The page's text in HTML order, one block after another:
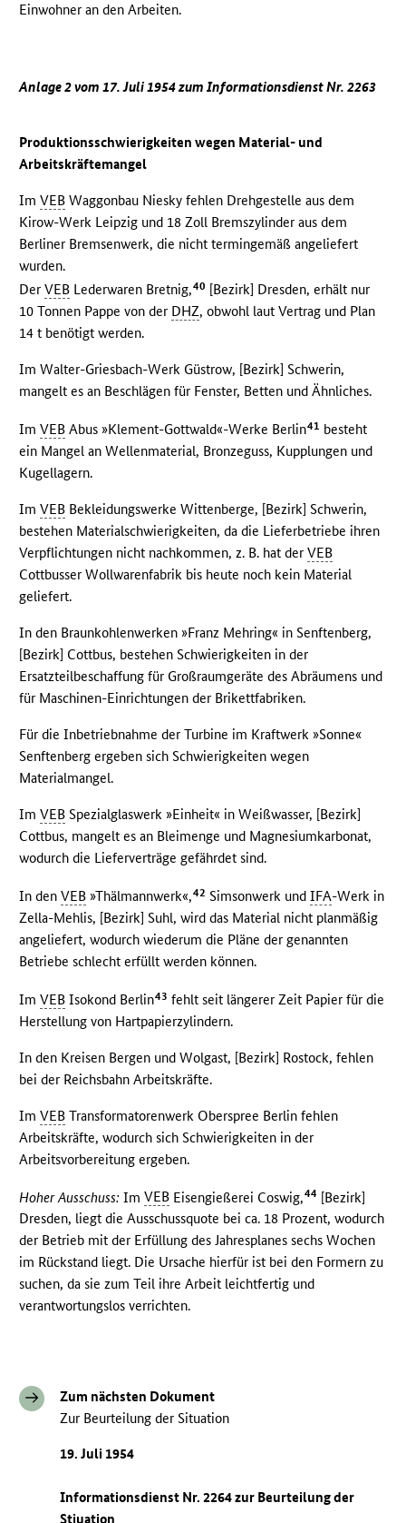
Einwohner an den Arbeiten.
Anlage 2 vom 17. Juli 1954 zum Informationsdienst Nr. 2263
Produktionsschwierigkeiten wegen Material- und
Arbeitskräftemangel
ImVEB Waggonbau Niesky fehlen Drehgestelle aus dem
Kirow-Werk Leipzig und 18 Zoll Bremszylinder aus dem
Berliner Bremsenwerk, die nicht termingemäß angeliefert
wurden.
DerVEB Lederwaren Bretnig,40 [Bezirk] Dresden, erhält nur
10 Tonnen Pappe von der DHZ, obwohl laut Vertrag und Plan
14 t benötigt werden.
Im Walter-Griesbach-Werk Güstrow, [Bezirk] Schwerin,
mangelt es an Beschlägen für Fenster, Betten und Ähnliches.
ImVEB Abus »Klement-Gottwald«-Werke Berlin41 besteht
ein Mangel an Wellenmaterial, Bronzeguss, Kupplungen und
Kugellagern.
ImVEB Bekleidungswerke Wittenberge, [Bezirk] Schwerin,
bestehen Materialschwierigkeiten, da die Lieferbetriebe ihren
Verpflichtungen nicht nachkommen, z. B. hat derVEB
Cottbusser Wollwarenfabrik bis heute noch kein Material
geliefert.
In den Braunkohlenwerken »Franz Mehring« in Senftenberg,
[Bezirk] Cottbus, bestehen Schwierigkeiten in der
Ersatzteilbeschaffung für Großraumgeräte des Abräumens und
für Maschinen-Einrichtungen der Brikettfabriken.
Für die Inbetriebnahme der Turbine im Kraftwerk »Sonne«
Senftenberg ergeben sich Schwierigkeiten wegen
Materialmangel.
ImVEB Spezialglaswerk »Einheit« in Weißwasser, [Bezirk]
Cottbus, mangelt es an Bleimenge und Magnesiumkarbonat,
wodurch die Lieferverträge gefährdet sind.
In denVEB »Thälmannwerk«,42 Simsonwerk undIFA-Werk in
Zella-Mehlis, [Bezirk] Suhl, wird das Material nicht planmäßig
angeliefert, wodurch wiederum die Pläne der genannten
Betriebe schlecht erfüllt werden können.
ImVEB Isokond Berlin43 fehlt seit längerer Zeit Papier für die
Herstellung von Hartpapierzylindern.
In den Kreisen Bergen und Wolgast, [Bezirk] Rostock, fehlen
bei der Reichsbahn Arbeitskräfte.
ImVEB Transformatorenwerk Oberspree Berlin fehlen
Arbeitskräfte, wodurch sich Schwierigkeiten in der
Arbeitsvorbereitung ergeben.
Hoher Ausschuss: ImVEB Eisengießerei Coswig,44 [Bezirk]
Dresden, liegt die Ausschussquote bei ca. 18 Prozent, wodurch
der Betrieb mit der Erfüllung des Jahresplanes sechs Wochen
im Rückstand liegt. Die Ursache hierfür ist bei den Formern zu
suchen, da sie zum Teil ihre Arbeit leichtfertig und
verantwortungslos verrichten.
Zum nächsten Dokument
Zur Beurteilung der Situation
19. Juli 1954
Informationsdienst Nr. 2264 zur Beurteilung der
Stiuation